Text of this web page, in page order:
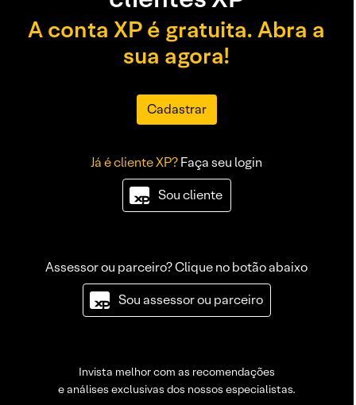
A conta XP é gratuita. Abra a
sua agora!
Cadastrar
Já é cliente XP?Faça seu login
Sou cliente
Assessor ou parceiro? Clique no botão abaixo
Sou assessor ou parceiro
Invista melhor com as recomendações
e análises exclusivas dos nossos especialistas.